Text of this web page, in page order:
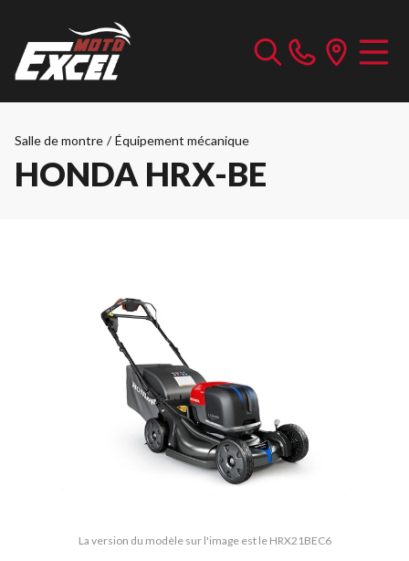
Salle de montre / Équipement mécanique
HONDA HRX-BE
La version du modèle sur l'image est le HRX21BEC6